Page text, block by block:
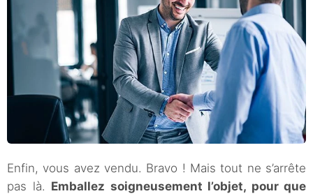
Enfin, vous avez vendu. Bravo ! Mais tout ne s’arrête
pas là. Emballez soigneusement l’objet, pour que